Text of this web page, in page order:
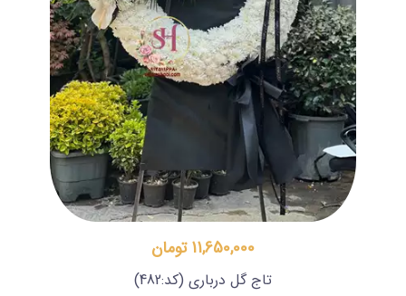
11,650,000 تومان
تاج گل درباری (کد:482)